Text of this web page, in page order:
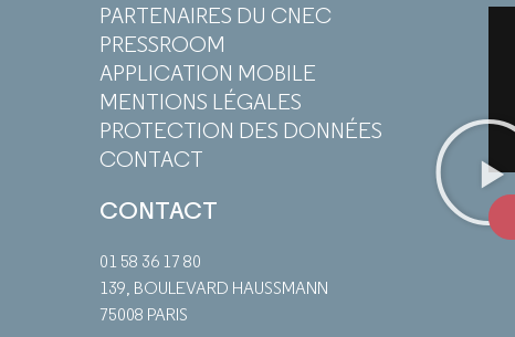
PARTENAIRES DU CNEC
PRESSROOM
APPLICATION MOBILE
MENTIONS LÉGALES
PROTECTION DES DONNÉES
CONTACT
CONTACT
01 58 36 17 80
139, BOULEVARD HAUSSMANN
75008 PARIS